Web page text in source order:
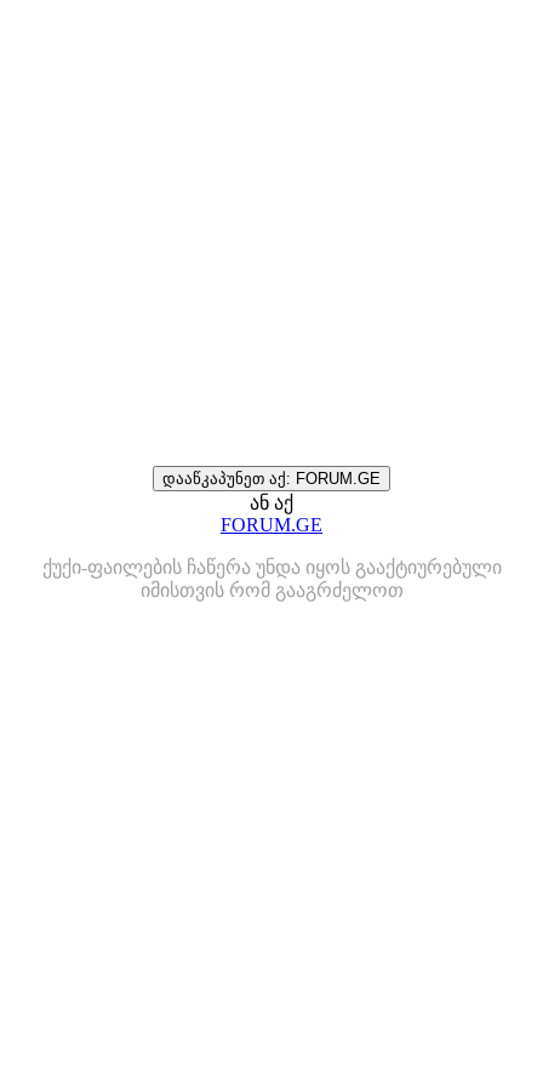
დააწკაპუნეთ აქ: FORUM.GE
ან აქ
FORUM.GE
ქუქი-ფაილების ჩაწერა უნდა იყოს გააქტიურებული
იმისთვის რომ გააგრძელოთ